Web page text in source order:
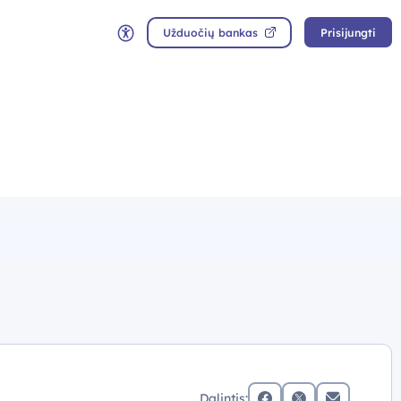
Neįgaliųjų rėžimas
Užduočių bankas Prisijungti